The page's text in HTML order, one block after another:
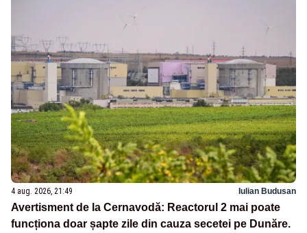
4 aug. 2026, 21:49 Iulian Budusan
Avertisment de la Cernavodă: Reactorul 2 mai poate
funcționa doar șapte zile din cauza secetei pe Dunăre.